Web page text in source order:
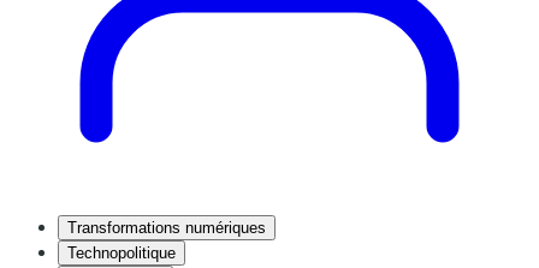
Transformations numériques
Technopolitique